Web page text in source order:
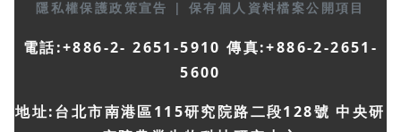
隱私權保護政策宣告 | 保有個人資料檔案公開項目
電話:+886-2- 2651-5910 傳真:+886-2-2651-
5600
地址:台北市南港區115研究院路二段128號 中央研